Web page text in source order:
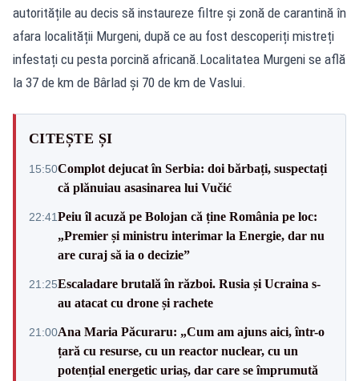
autoritățile au decis să instaureze filtre și zonă de carantină în
afara localității Murgeni, după ce au fost descoperiți mistreți
infestați cu pesta porcină africană.Localitatea Murgeni se află
la 37 de km de Bârlad și 70 de km de Vaslui.
CITEȘTE ȘI
15:50Complot dejucat în Serbia: doi bărbați, suspectați
că plănuiau asasinarea lui Vučić
22:41Peiu îl acuză pe Bolojan că ține România pe loc:
„Premier și ministru interimar la Energie, dar nu
are curaj să ia o decizie”
21:25Escaladare brutală în război. Rusia și Ucraina s-
au atacat cu drone și rachete
21:00Ana Maria Păcuraru: „Cum am ajuns aici, într-o
țară cu resurse, cu un reactor nuclear, cu un
potențial energetic uriaș, dar care se împrumută